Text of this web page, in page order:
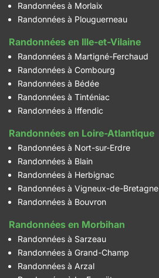
Randonnées à Morlaix
Randonnées à Plouguerneau
Randonnées en Ille-et-Vilaine
Randonnées à Martigné-Ferchaud
Randonnées à Combourg
Randonnées à Bédée
Randonnées à Tinténiac
Randonnées à Iffendic
Randonnées en Loire-Atlantique
Randonnées à Nort-sur-Erdre
Randonnées à Blain
Randonnées à Herbignac
Randonnées à Vigneux-de-Bretagne
Randonnées à Bouvron
Randonnées en Morbihan
Randonnées à Sarzeau
Randonnées à Grand-Champ
Randonnées à Arzal